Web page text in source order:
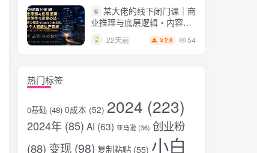
6 某大佬的线下闭门课｜商
业推理与底层逻辑・内容创
作与流量心法・AI核心概念
与Claude Code实战，打造
22天前 ￥2.8 54
热门标签
0基础 (48) 0成本 (52) 2024 (223)
2024年 (85) AI (63) 亚马逊 (36) 创业粉
(88) 变现 (98) 复制粘贴 (55) 小白